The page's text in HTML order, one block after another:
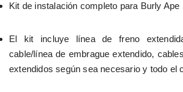
Kit de instalación completo para Burly Ape
El kit incluye línea de freno
cable/línea de embrague extendido,
extendidos según sea necesario y todo el